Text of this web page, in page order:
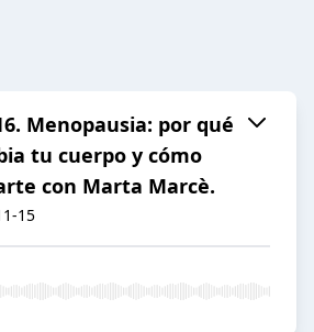
Menopausia: por qué
tu cuerpo y cómo
con Marta Marcè.
15